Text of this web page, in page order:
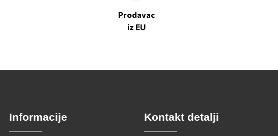
Prodavac
iz EU
Informacije Kontakt detalji